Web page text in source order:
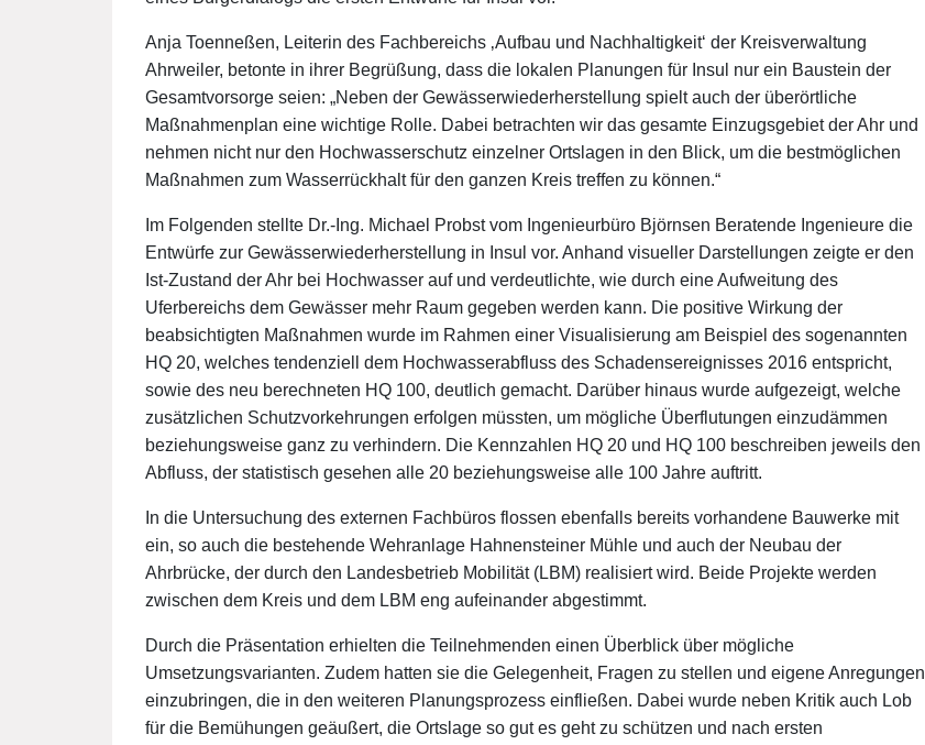
Anja Toenneßen, Leiterin des Fachbereichs ‚Aufbau und Nachhaltigkeit‘ der Kreisverwaltung
Ahrweiler, betonte in ihrer Begrüßung, dass die lokalen Planungen für Insul nur ein Baustein der
Gesamtvorsorge seien: „Neben der Gewässerwiederherstellung spielt auch der überörtliche
Maßnahmenplan eine wichtige Rolle. Dabei betrachten wir das gesamte Einzugsgebiet der Ahr und
nehmen nicht nur den Hochwasserschutz einzelner Ortslagen in den Blick, um die bestmöglichen
Maßnahmen zum Wasserrückhalt für den ganzen Kreis treffen zu können.“
Im Folgenden stellte Dr.-Ing. Michael Probst vom Ingenieurbüro Björnsen Beratende Ingenieure die
Entwürfe zur Gewässerwiederherstellung in Insul vor. Anhand visueller Darstellungen zeigte er den
Ist-Zustand der Ahr bei Hochwasser auf und verdeutlichte, wie durch eine Aufweitung des
Uferbereichs dem Gewässer mehr Raum gegeben werden kann. Die positive Wirkung der
beabsichtigten Maßnahmen wurde im Rahmen einer Visualisierung am Beispiel des sogenannten
HQ 20, welches tendenziell dem Hochwasserabfluss des Schadensereignisses 2016 entspricht,
sowie des neu berechneten HQ 100, deutlich gemacht. Darüber hinaus wurde aufgezeigt, welche
zusätzlichen Schutzvorkehrungen erfolgen müssten, um mögliche Überflutungen einzudämmen
beziehungsweise ganz zu verhindern. Die Kennzahlen HQ 20 und HQ 100 beschreiben jeweils den
Abfluss, der statistisch gesehen alle 20 beziehungsweise alle 100 Jahre auftritt.
In die Untersuchung des externen Fachbüros flossen ebenfalls bereits vorhandene Bauwerke mit
ein, so auch die bestehende Wehranlage Hahnensteiner Mühle und auch der Neubau der
Ahrbrücke, der durch den Landesbetrieb Mobilität (LBM) realisiert wird. Beide Projekte werden
zwischen dem Kreis und dem LBM eng aufeinander abgestimmt.
Durch die Präsentation erhielten die Teilnehmenden einen Überblick über mögliche
Umsetzungsvarianten. Zudem hatten sie die Gelegenheit, Fragen zu stellen und eigene Anregungen
einzubringen, die in den weiteren Planungsprozess einfließen. Dabei wurde neben Kritik auch Lob
für die Bemühungen geäußert, die Ortslage so gut es geht zu schützen und nach ersten